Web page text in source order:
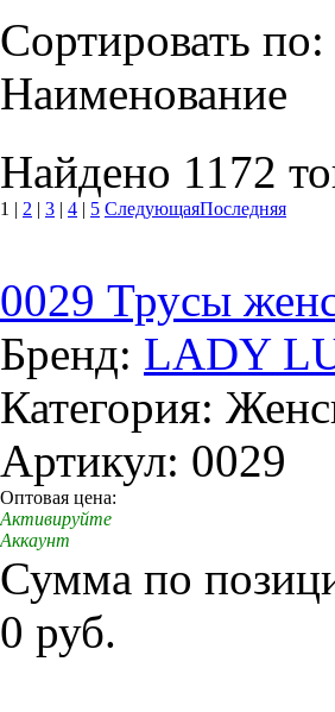
Сортировать по:
Наименование
Найдено 1172
1 | 2 | 3 | 4 | 5 СледующаяПоследняя
0029 Трусы
Бренд: LADY
Категория:
Артикул: 0029
Оптовая цена:
Активируйте
Аккаунт
Сумма по
0 руб.